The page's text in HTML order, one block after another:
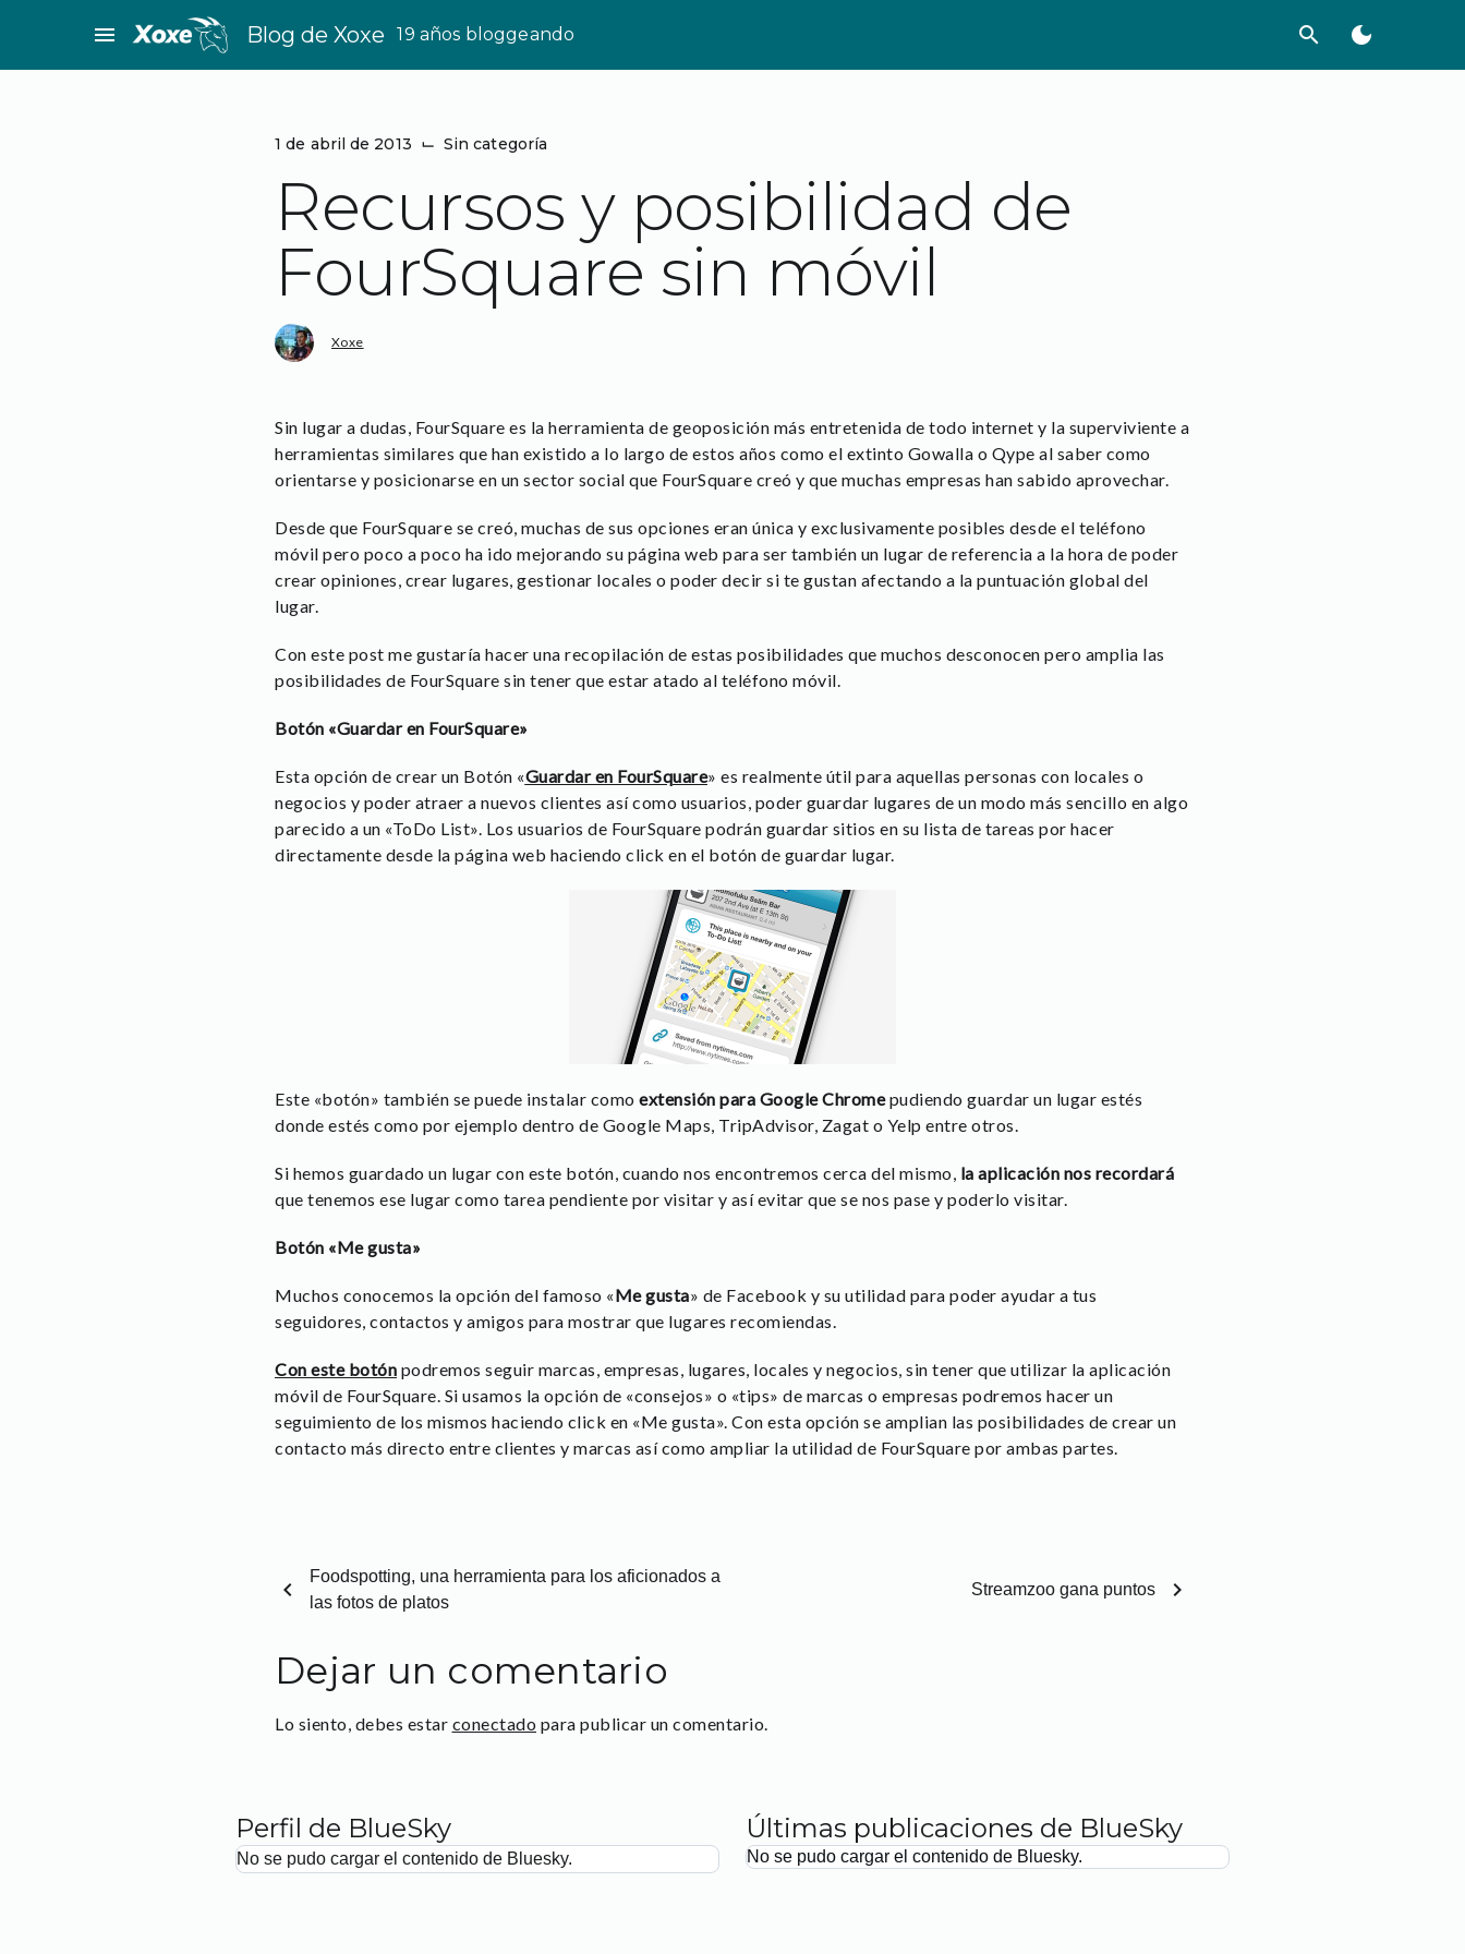
menu Blog de Xoxe 19 años bloggeando search dark_mode
1 de abril de 2013 ⌙ Sin categoría
Recursos y posibilidad de
FourSquare sin móvil
Xoxe
Sin lugar a dudas, FourSquare es la herramienta de geoposición más entretenida de todo internet y la superviviente a
herramientas similares que han existido a lo largo de estos años como el extinto Gowalla o Qype al saber como
orientarse y posicionarse en un sector social que FourSquare creó y que muchas empresas han sabido aprovechar.
Desde que FourSquare se creó, muchas de sus opciones eran única y exclusivamente posibles desde el teléfono
móvil pero poco a poco ha ido mejorando su página web para ser también un lugar de referencia a la hora de poder
crear opiniones, crear lugares, gestionar locales o poder decir si te gustan afectando a la puntuación global del
lugar.
Con este post me gustaría hacer una recopilación de estas posibilidades que muchos desconocen pero amplia las
posibilidades de FourSquare sin tener que estar atado al teléfono móvil.
Botón «Guardar en FourSquare»
Esta opción de crear un Botón «Guardar en FourSquare» es realmente útil para aquellas personas con locales o
negocios y poder atraer a nuevos clientes así como usuarios, poder guardar lugares de un modo más sencillo en algo
parecido a un «ToDo List». Los usuarios de FourSquare podrán guardar sitios en su lista de tareas por hacer
directamente desde la página web haciendo click en el botón de guardar lugar.
Este «botón» también se puede instalar como extensión para Google Chromepudiendo guardar un lugar estés
donde estés como por ejemplo dentro de Google Maps, TripAdvisor, Zagat o Yelp entre otros.
Si hemos guardado un lugar con este botón, cuando nos encontremos cerca del mismo, la aplicación nos recordará
que tenemos ese lugar como tarea pendiente por visitar y así evitar que se nos pase y poderlo visitar.
Botón «Me gusta»
Muchos conocemos la opción del famoso «Me gusta» de Facebook y su utilidad para poder ayudar a tus
seguidores, contactos y amigos para mostrar que lugares recomiendas.
Con este botón podremos seguir marcas, empresas, lugares, locales y negocios, sin tener que utilizar la aplicación
móvil de FourSquare. Si usamos la opción de «consejos» o «tips» de marcas o empresas podremos hacer un
seguimiento de los mismos haciendo click en «Me gusta». Con esta opción se amplian las posibilidades de crear un
contacto más directo entre clientes y marcas así como ampliar la utilidad de FourSquare por ambas partes.
chevron_left
Foodspotting, una herramienta para los aficionados a
las fotos de platos
Streamzoo gana puntos chevron_right
Dejar un comentario
Lo siento, debes estar conectado para publicar un comentario.
Perfil de BlueSky
No se pudo cargar el contenido de Bluesky.
Últimas publicaciones de BlueSky
No se pudo cargar el contenido de Bluesky.